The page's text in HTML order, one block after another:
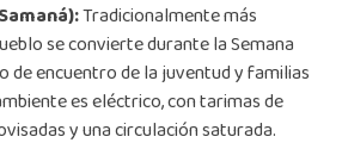
Tradicionalmente más
se convierte durante la Semana
de encuentro de la juventud y familias
es eléctrico, con tarimas de
y una circulación saturada.